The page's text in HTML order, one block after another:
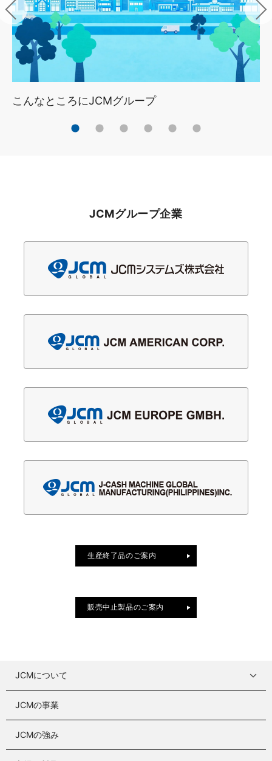
こんなところにJCMグループ
JCMグループ企業
生産終了品のご案内
販売中止製品のご案内
JCMについて
JCMの事業
JCMの強み